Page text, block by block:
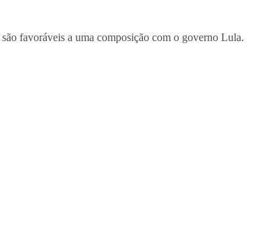
favoráveis a uma composição com o governo Lula.